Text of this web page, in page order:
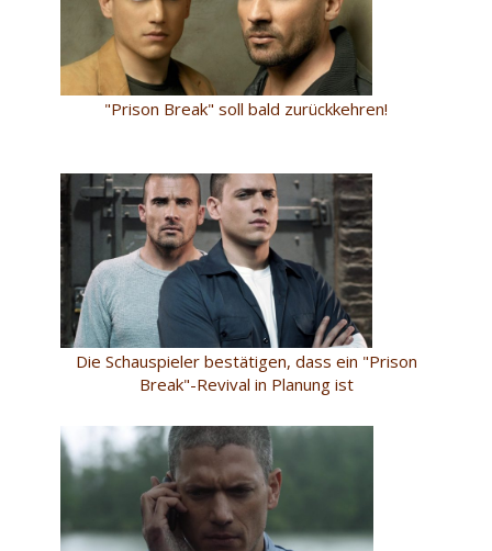
"Prison Break" soll bald zurückkehren!
Die Schauspieler bestätigen, dass ein "Prison
Break"-Revival in Planung ist